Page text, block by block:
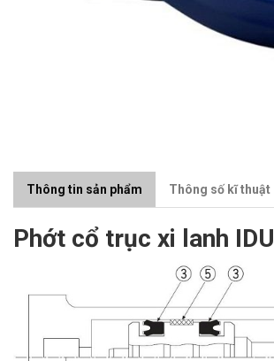
Thông tin sản phẩm Thông số kĩ thuật
Phớt cổ trục xi lanh IDU